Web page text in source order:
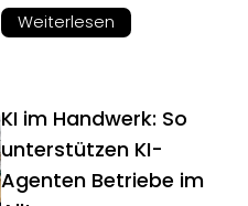
Weiterlesen
KI im Handwerk: So
unterstützen KI-
Agenten Betriebe im